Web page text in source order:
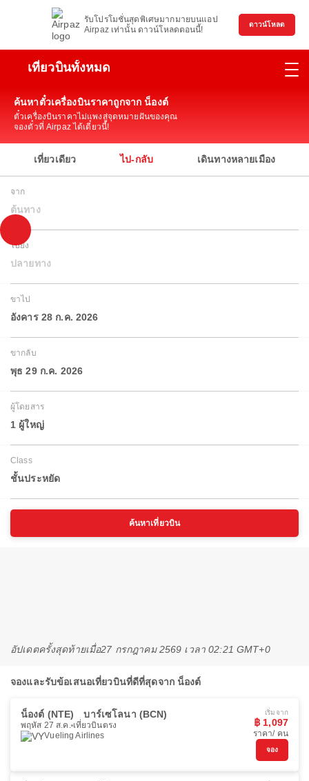
รับโปรโมชั่นสุดพิเศษมากมายบนแอป
Airpaz เท่านั้น ดาวน์โหลดตอนนี้!
ดาวน์โหลด
เที่ยวบินทั้งหมด
ค้นหาตั๋วเครื่องบินราคาถูกจาก น็องต์
ตั๋วเครื่องบินราคาไม่แพงสู่จุดหมายฝันของคุณ
จองตั๋วที่ Airpaz ได้เดี๋ยวนี้!
เที่ยวเดียว ไป-กลับ เดินทางหลายเมือง
จาก
ต้นทาง
ไปยัง
ปลายทาง
ขาไป
อังคาร 28 ก.ค. 2026
ขากลับ
พุธ 29 ก.ค. 2026
ผู้โดยสาร
1 ผู้ใหญ่
Class
ชั้นประหยัด
ค้นหาเที่ยวบิน
อัปเดตครั้งสุดท้ายเมื่อ27 กรกฎาคม 2569 เวลา 02:21 GMT+0
จองและรับข้อเสนอเที่ยวบินที่ดีที่สุดจาก น็องต์
น็องต์ (NTE) บาร์เซโลนา (BCN)
พฤหัส 27 ส.ค. เที่ยวบินตรง
Vueling Airlines
เริ่มจาก
฿ 1,097
ราคา/ คน
จอง